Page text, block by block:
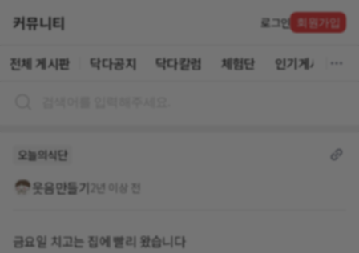
커뮤니티 로그인 회원가입
전체 게시판 닥다공지 닥다칼럼 체험단 인기게시글
오늘의식단
웃음만들기2년 이상 전
금요일 치고는 집에 빨리 왔습니다